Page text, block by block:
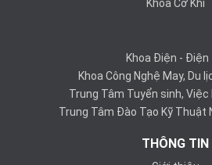
Khoa Cơ Khí
Khoa Điện - Điện
Khoa Công Nghệ May, Du
Trung Tâm Tuyển sinh, Việc
Trung Tâm Đào Tạo Kỹ Thuật
THÔNG TIN